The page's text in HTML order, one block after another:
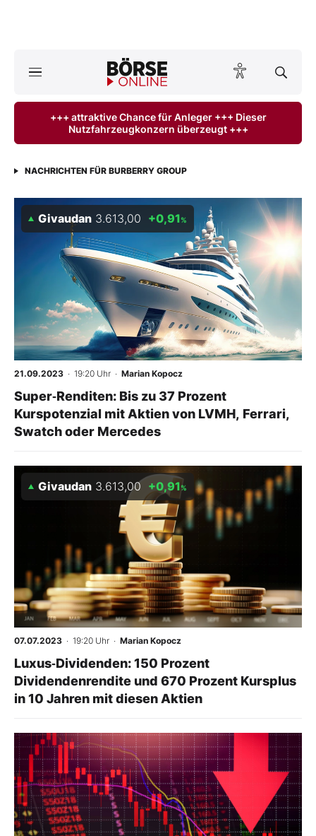
Anlageprodukte
Finanz-Check
Abo & Shop
BO-Musterdepots
Experten
Mein B:O
Mein Konto
Folgen Sie uns
+++ attraktive Chance für Anleger +++ Dieser
Nutzfahrzeugkonzern überzeugt +++
NACHRICHTEN FÜR BURBERRY GROUP
Givaudan 3.613,00 +0,91%
21.09.2023 · 19:20 Uhr · Marian Kopocz
Super‑Renditen: Bis zu 37 Prozent
Kurspotenzial mit Aktien von LVMH, Ferrari,
Swatch oder Mercedes
Givaudan 3.613,00 +0,91%
07.07.2023 · 19:20 Uhr · Marian Kopocz
Luxus‑Dividenden: 150 Prozent
Dividendenrendite und 670 Prozent Kursplus
in 10 Jahren mit diesen Aktien